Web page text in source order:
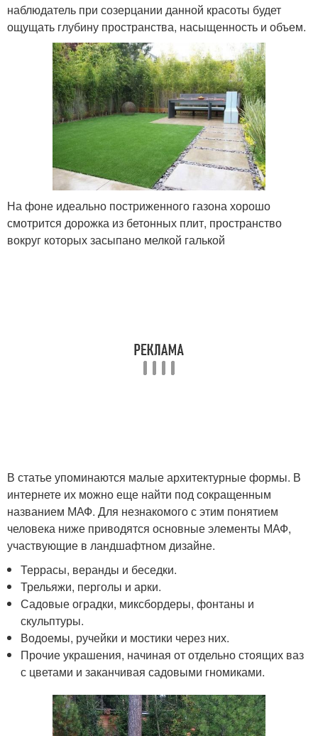
наблюдатель при созерцании данной красоты будет
ощущать глубину пространства, насыщенность и объем.
На фоне идеально постриженного газона хорошо
смотрится дорожка из бетонных плит, пространство
вокруг которых засыпано мелкой галькой
В статье упоминаются малые архитектурные формы. В
интернете их можно еще найти под сокращенным
названием МАФ. Для незнакомого с этим понятием
человека ниже приводятся основные элементы МАФ,
участвующие в ландшафтном дизайне.
Террасы, веранды и беседки.
Трельяжи, перголы и арки.
Садовые оградки, миксбордеры, фонтаны и
скульптуры.
Водоемы, ручейки и мостики через них.
Прочие украшения, начиная от отдельно стоящих ваз
с цветами и заканчивая садовыми гномиками.